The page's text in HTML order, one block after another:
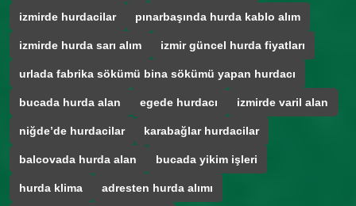
izmirde hurdacilar pınarbaşında hurda kablo alım
izmirde hurda sarı alım izmir güncel hurda fiyatları
urlada fabrika sökümü bina sökümü yapan hurdacı
bucada hurda alan egede hurdacı izmirde varil alan
niğde’de hurdacilar karabağlar hurdacilar
balcovada hurda alan bucada yikim işleri
hurda klima adresten hurda alımı